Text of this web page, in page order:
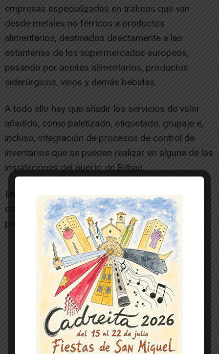
empresas especializadas en tráficos que van
desde metales no férricos a productos
alimentarios, destinados directamente a las
estanterías de los supermercados europeos,
pasando por aceites alimentarios, productos
siderúrgicos, vinos y demás bebidas.
A todo ello hay que añadir los servicios de valor
añadido, como paletizado, etiquetado, grupaje e,
incluso, integración de procesos de control de
inventarios que se pueden realizar en alguna de las
instalaciones del puerto de Bilbao.
En resumen, todo tipo de servicios relacionados
con el comercio exterior para cualquier tipo de
producto y forma de distribución.
-- Publicidad --